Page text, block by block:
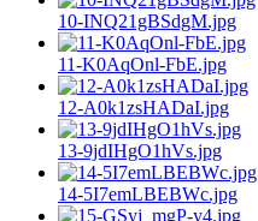
10-INQ21gBSdgM.jpg
11-K0AqOnl-FbE.jpg
12-A0k1zsHADaI.jpg
13-9jdIHgO1hVs.jpg
14-5I7emLBEBWc.jpg